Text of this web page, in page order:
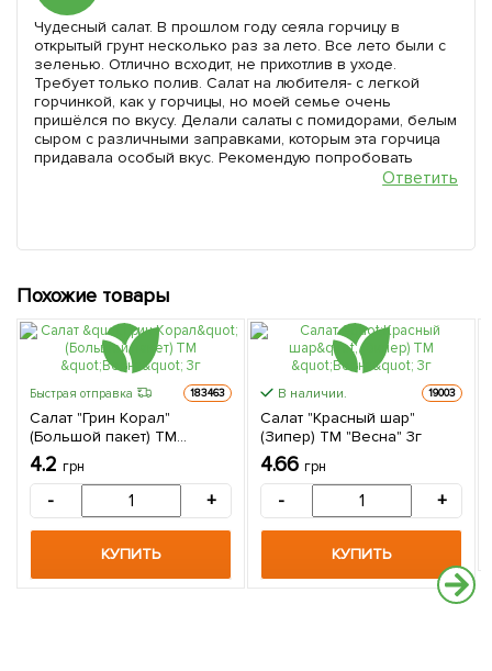
Чудесный салат. В прошлом году сеяла горчицу в
открытый грунт несколько раз за лето. Все лето были с
зеленью. Отлично всходит, не прихотлив в уходе.
Требует только полив. Салат на любителя- с легкой
горчинкой, как у горчицы, но моей семье очень
пришёлся по вкусу. Делали салаты с помидорами, белым
сыром с различными заправками, которым эта горчица
придавала особый вкус. Рекомендую попробовать
Ответить
Похожие товары
Быстрая отправка 183463
Салат "Грин Корал"
(Большой пакет) ТМ
"Весна" 3г
4.2 грн
- +
КУПИТЬ
В наличии. 19003
Салат "Красный шар"
(Зипер) ТМ "Весна" 3г
4.66 грн
- +
КУПИТЬ